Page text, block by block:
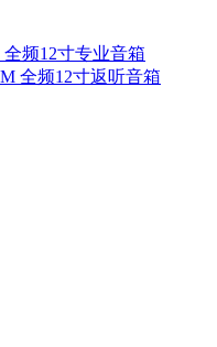
全频12寸专业音箱
全频12寸返听音箱